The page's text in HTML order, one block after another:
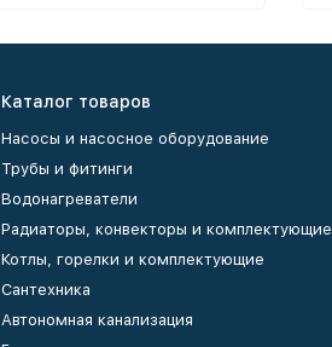
Каталог товаров
Насосы и насосное оборудование
Трубы и фитинги
Водонагреватели
Радиаторы, конвекторы и комплектующие
Котлы, горелки и комплектующие
Сантехника
Автономная канализация